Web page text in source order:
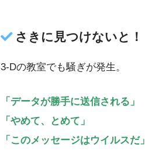
さきに見つけないと！
3-Dの教室でも騒ぎが発生。
「データが勝手に送信される」
「やめて、とめて」
「このメッセージはウイルスだ」